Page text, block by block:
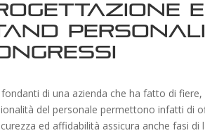
e
di una azienda che ha fatto di
del personale permettono infatti di
ed affidabilità assicura anche fasi